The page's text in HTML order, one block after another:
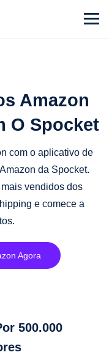
Amazon
O Spocket
com o aplicativo de
da Spocket.
vendidos dos
e comece a
Agora
500.000